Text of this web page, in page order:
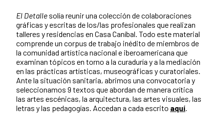
El Detalle solía reunir una colección de colaboraciones
gráficas y escritas de los/las profesionales que realizan
talleres y residencias en Casa Caníbal. Todo este material
comprende un corpus de trabajo inédito de miembros de
la comunidad artística nacional e iberoamericana que
examinan tópicos en torno a la curaduría y a la mediación
en las prácticas artísticas, museográficas y curatoriales.
Ante la situación sanitaria, abrimos una convocatoria y
seleccionamos 9 textos que abordan de manera crítica
las artes escénicas, la arquitectura, las artes visuales, las
letras y las pedagogías. Accedan a cada escrito aquí